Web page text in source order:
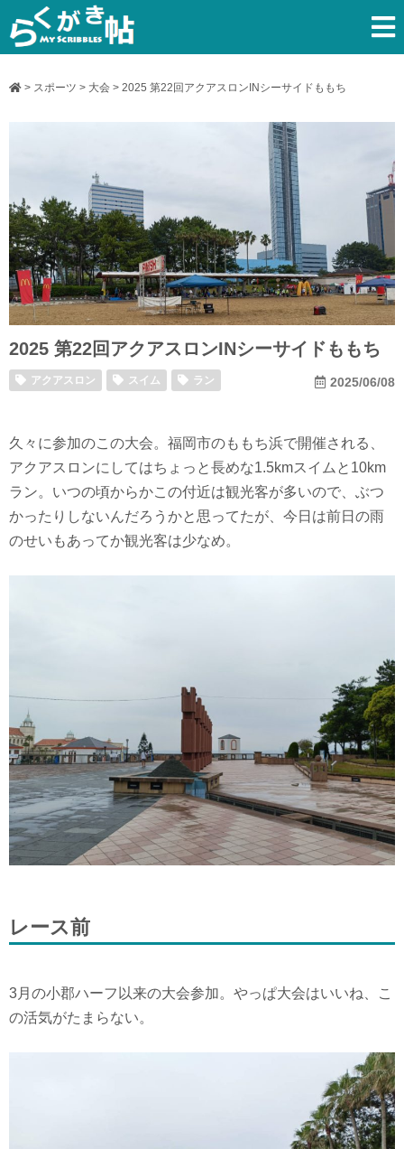
> スポーツ > 大会 > 2025 第22回アクアスロンINシーサイドももち
2025 第22回アクアスロンINシーサイドももち
アクアスロン スイム ラン 2025/06/08
久々に参加のこの大会。福岡市のももち浜で開催される、
アクアスロンにしてはちょっと長めな1.5kmスイムと10km
ラン。いつの頃からかこの付近は観光客が多いので、ぶつ
かったりしないんだろうかと思ってたが、今日は前日の雨
のせいもあってか観光客は少なめ。
レース前
3月の小郡ハーフ以来の大会参加。やっぱ大会はいいね、こ
の活気がたまらない。